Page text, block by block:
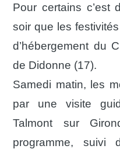
Pour certains c’est
soir que les
d’hébergement du
de Didonne (17).
Samedi matin, les
par une visite
Talmont sur
programme, suivi